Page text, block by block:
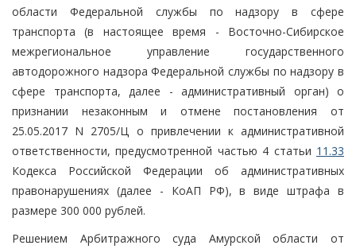
области Федеральной службы по надзору в сфере
транспорта (в настоящее время - Восточно-Сибирское
межрегиональное управление государственного
автодорожного надзора Федеральной службы по надзору в
сфере транспорта, далее - административный орган) о
признании незаконным и отмене постановления от
25.05.2017 N 2705/Ц о привлечении к административной
ответственности, предусмотренной частью 4 статьи 11.33
Кодекса Российской Федерации об административных
правонарушениях (далее - КоАП РФ), в виде штрафа в
размере 300 000 рублей.
Решением Арбитражного суда Амурской области от